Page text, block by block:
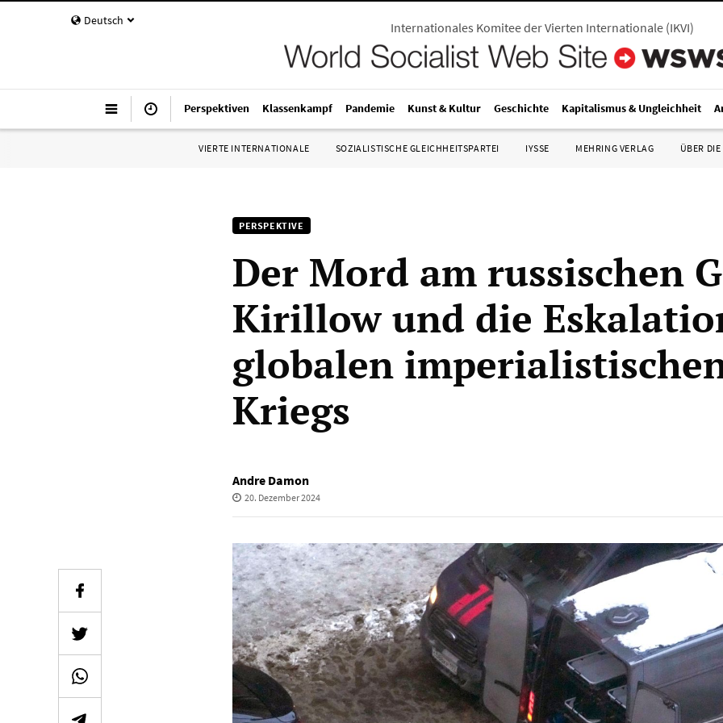
Deutsch Internationales Komitee der Vierten Internationale (IKVI)
Perspektiven Klassenkampf Pandemie Kunst & Kultur Geschichte Kapitalismus & Ungleichheit
VIERTE INTERNATIONALE SOZIALISTISCHE GLEICHHEITSPARTEI IYSSE MEHRING VERLAG ÜBER DIE
PERSPEKTIVE
Der Mord am russischen
Kirillow und die
globalen
Kriegs
Andre Damon
20. Dezember 2024